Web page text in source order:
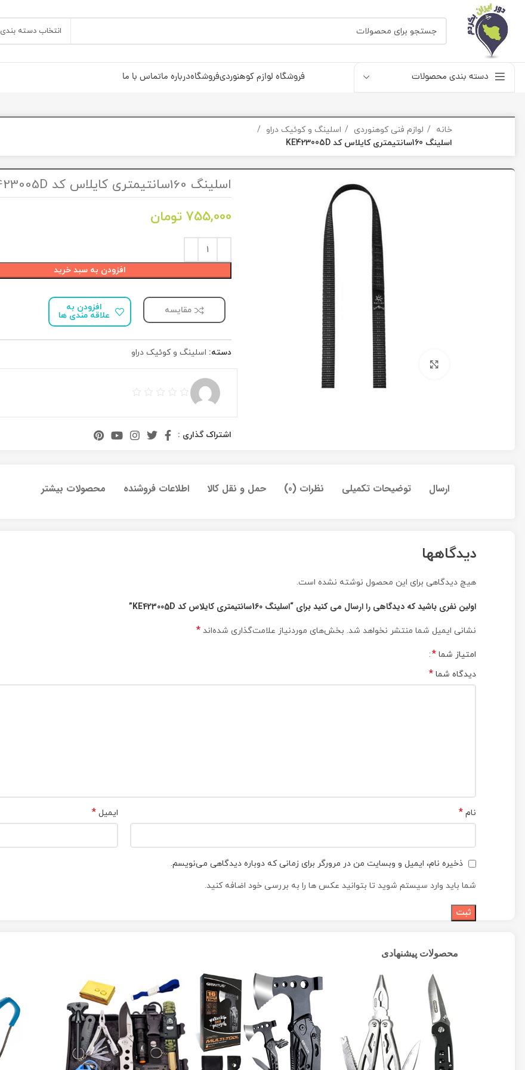
انتخاب دسته بندی
دسته بندی محصولات فروشگاه لوازم کوهنوردیفروشگاهدرباره ماتماس با ما
خانه لوازم فنی کوهنوردی
اسلینگ و کوئیک دراو
اسلینگ 160سانتیمتری کایلاس کد KE423005D
برای بزرگنمایی کلیک کنید
اسلینگ 160سانتیمتری کایلاس کد KE423005D
755,000 تومان
افزودن به سبد خرید
مقایسه افزودن به
علاقه مندی ها
دسته: اسلینگ و کوئیک دراو
اشتراک گذاری :
ارسال توضیحات تکمیلی نظرات (0) حمل و نقل کالا اطلاعات فروشنده محصولات بیشتر
دیدگاهها
هیچ دیدگاهی برای این محصول نوشته نشده است.
اولین نفری باشید که دیدگاهی را ارسال می کنید برای “اسلینگ 160سانتیمتری کایلاس کد KE423005D”
نشانی ایمیل شما منتشر نخواهد شد. بخش‌های موردنیاز علامت‌گذاری شده‌اند *
امتیاز شما *
دیدگاه شما *
نام * ایمیل *
ذخیره نام، ایمیل و وبسایت من در مرورگر برای زمانی که دوباره دیدگاهی می‌نویسم.
شما باید وارد سیستم شوید تا بتوانید عکس ها را به بررسی خود اضافه کنید.
محصولات پیشنهادی